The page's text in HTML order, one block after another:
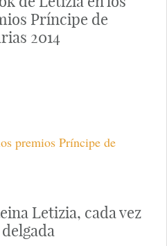
Príncipe de
2014
premios Príncipe de
Letizia, cada vez